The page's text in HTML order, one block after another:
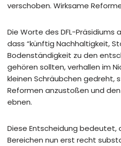
verschoben. Wirksame
Die Worte des DFL-Präsidiums
dass “künftig Nachhaltigkeit,
Bodenständigkeit zu den
gehören sollten, verhallen im
kleinen Schräubchen gedreht,
Reformen anzustoßen und
ebnen.
Diese Entscheidung bedeutet,
Bereichen nun erst recht